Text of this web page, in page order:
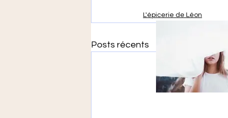
L'épicerie de Léon
Posts récents